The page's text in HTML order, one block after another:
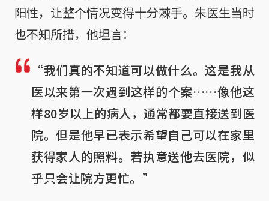
阳性，让整个情况变得十分棘手。朱医生当时
也不知所措，他坦言：
“我们真的不知道可以做什么。这是我从
医以来第一次遇到这样的个案……像他这
样80岁以上的病人，通常都要直接送到医
院。但是他早已表示希望自己可以在家里
获得家人的照料。若执意送他去医院，似
乎只会让院方更忙。”